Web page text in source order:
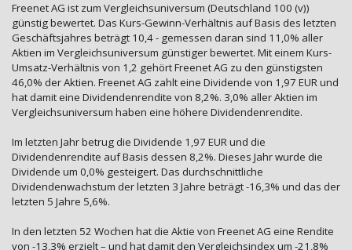
Freenet AG ist zum Vergleichsuniversum (Deutschland 100 (v))
günstig bewertet. Das Kurs-Gewinn-Verhältnis auf Basis des letzten
Geschäftsjahres beträgt 10,4 - gemessen daran sind 11,0% aller
Aktien im Vergleichsuniversum günstiger bewertet. Mit einem Kurs-
Umsatz-Verhältnis von 1,2 gehört Freenet AG zu den günstigsten
46,0% der Aktien. Freenet AG zahlt eine Dividende von 1,97 EUR und
hat damit eine Dividendenrendite von 8,2%. 3,0% aller Aktien im
Vergleichsuniversum haben eine höhere Dividendenrendite.
Im letzten Jahr betrug die Dividende 1,97 EUR und die
Dividendenrendite auf Basis dessen 8,2%. Dieses Jahr wurde die
Dividende um 0,0% gesteigert. Das durchschnittliche
Dividendenwachstum der letzten 3 Jahre beträgt -16,3% und das der
letzten 5 Jahre 5,6%.
In den letzten 52 Wochen hat die Aktie von Freenet AG eine Rendite
von -13,3% erzielt – und hat damit den Vergleichsindex um -21,8%